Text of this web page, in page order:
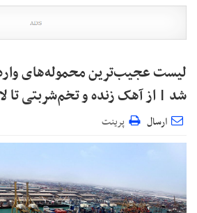
لیست عجیب‌ترین محموله‌های
شد | از آهک زنده و تخم‌شربتی تا
ارسال پرینت